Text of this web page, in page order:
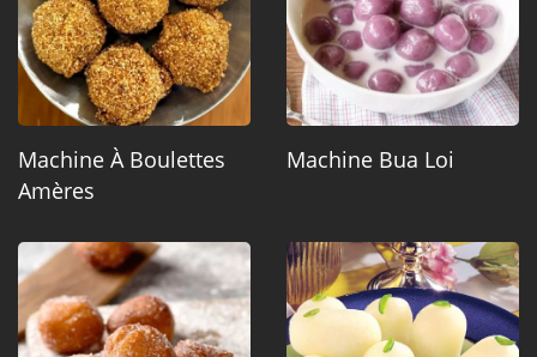
Machine À Boulettes
Amères
Machine Bua Loi